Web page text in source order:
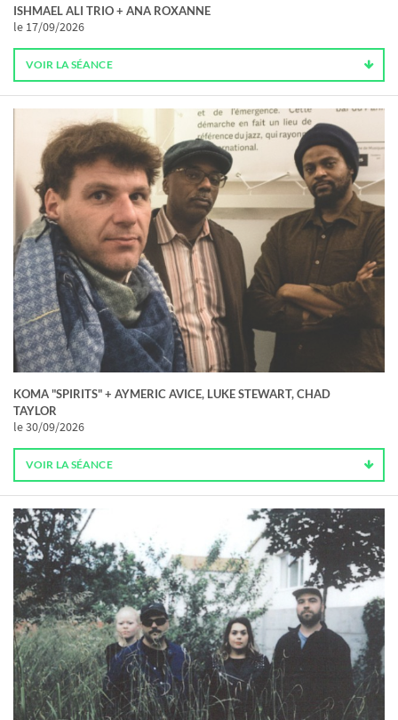
ISHMAEL ALI TRIO + ANA ROXANNE
le 17/09/2026
VOIR LA SÉANCE
KOMA "SPIRITS" + AYMERIC AVICE, LUKE STEWART, CHAD
TAYLOR
le 30/09/2026
VOIR LA SÉANCE